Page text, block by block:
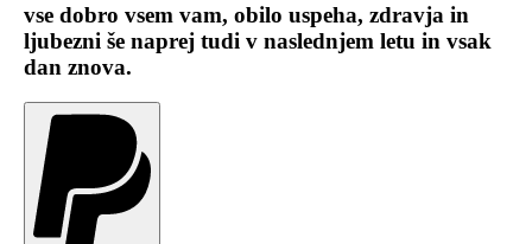
vse dobro vsem vam, obilo uspeha, zdravja in
ljubezni še naprej tudi v naslednjem letu in vsak
dan znova.